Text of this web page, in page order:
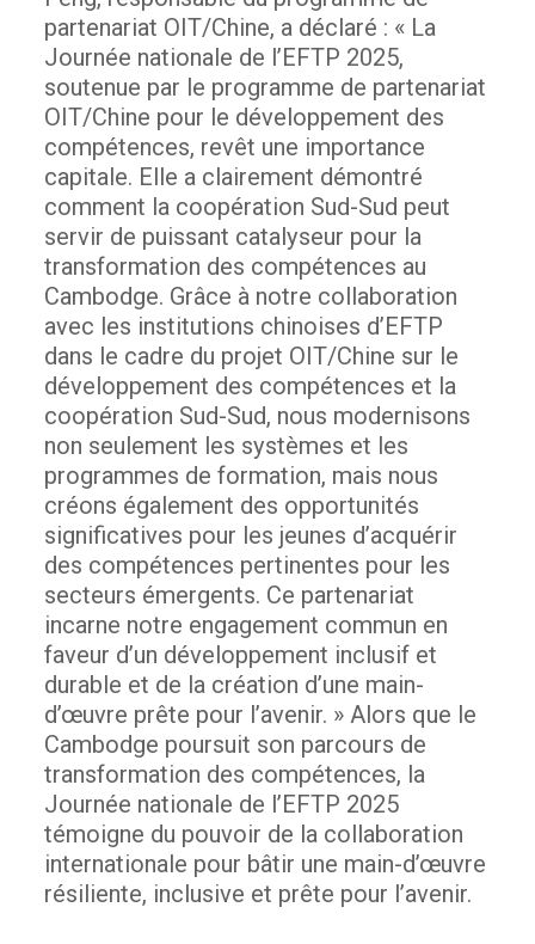
partenariat OIT/Chine, a déclaré : « La
Journée nationale de l’EFTP 2025,
soutenue par le programme de partenariat
OIT/Chine pour le développement des
compétences, revêt une importance
capitale. Elle a clairement démontré
comment la coopération Sud-Sud peut
servir de puissant catalyseur pour la
transformation des compétences au
Cambodge. Grâce à notre collaboration
avec les institutions chinoises d’EFTP
dans le cadre du projet OIT/Chine sur le
développement des compétences et la
coopération Sud-Sud, nous modernisons
non seulement les systèmes et les
programmes de formation, mais nous
créons également des opportunités
significatives pour les jeunes d’acquérir
des compétences pertinentes pour les
secteurs émergents. Ce partenariat
incarne notre engagement commun en
faveur d’un développement inclusif et
durable et de la création d’une main-
d’œuvre prête pour l’avenir. » Alors que le
Cambodge poursuit son parcours de
transformation des compétences, la
Journée nationale de l’EFTP 2025
témoigne du pouvoir de la collaboration
internationale pour bâtir une main-d’œuvre
résiliente, inclusive et prête pour l’avenir.